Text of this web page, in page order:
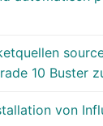
10 Buster
von